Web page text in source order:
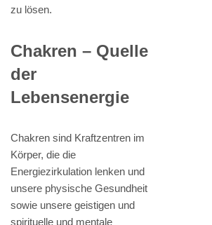
zu lösen.
Chakren – Quelle
der
Lebensenergie
Chakren sind Kraftzentren im
Körper, die die
Energiezirkulation lenken und
unsere physische Gesundheit
sowie unsere geistigen und
spirituelle und mentale